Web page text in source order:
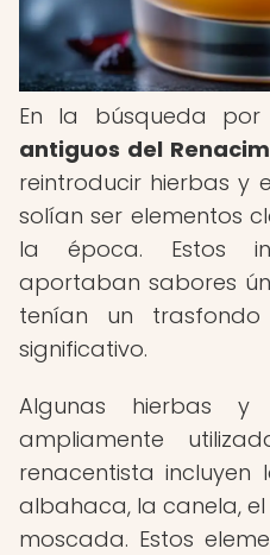
En la búsqueda
antiguos del
reintroducir hierbas y
solían ser elementos
la época. Estos
aportaban sabores
tenían un
significativo.
Algunas hierbas y
ampliamente
renacentista incluyen
albahaca, la canela,
moscada. Estos